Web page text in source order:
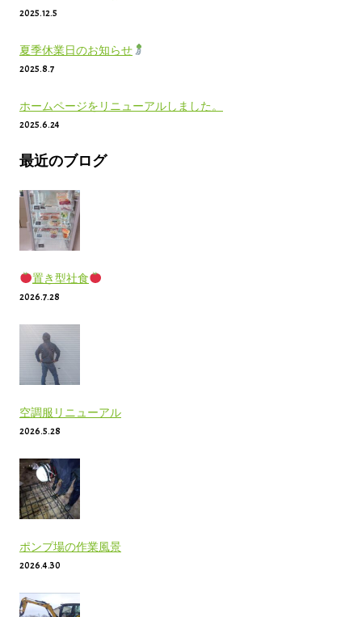
2025.12.5
夏季休業日のお知らせ
2025.8.7
ホームページをリニューアルしました。
2025.6.24
最近のブログ
置き型社食
2026.7.28
空調服リニューアル
2026.5.28
ポンプ場の作業風景
2026.4.30